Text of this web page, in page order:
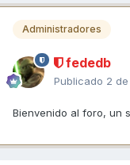
Administradores
fededb
Publicado 2
Bienvenido al foro, un